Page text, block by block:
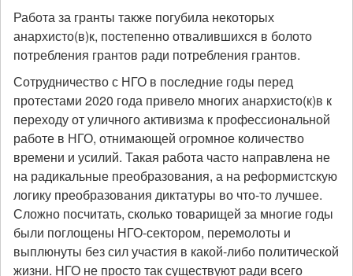
Работа за гранты также погубила некоторых
анархисто(в)к, постепенно отвалившихся в болото
потребления грантов ради потребления грантов.
Сотрудничество с НГО в последние годы перед
протестами 2020 года привело многих анархисто(к)в к
переходу от уличного активизма к профессиональной
работе в НГО, отнимающей огромное количество
времени и усилий. Такая работа часто направлена не
на радикальные преобразования, а на реформистскую
логику преобразования диктатуры во что-то лучшее.
Сложно посчитать, сколько товарищей за многие годы
были поглощены НГО-сектором, перемолоты и
выплюнуты без сил участия в какой-либо политической
жизни. НГО не просто так существуют ради всего